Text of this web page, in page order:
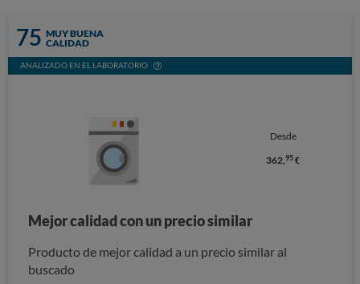
75 MUY BUENA
CALIDAD
ANALIZADO EN EL LABORATORIO
Desde
362,95 €
Mejor calidad con un precio similar
Producto de mejor calidad a un precio similar al
buscado